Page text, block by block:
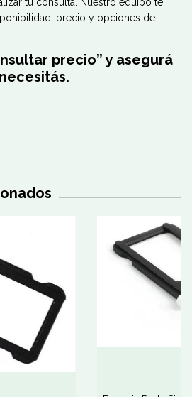
precio y opciones de
precio” y asegurá